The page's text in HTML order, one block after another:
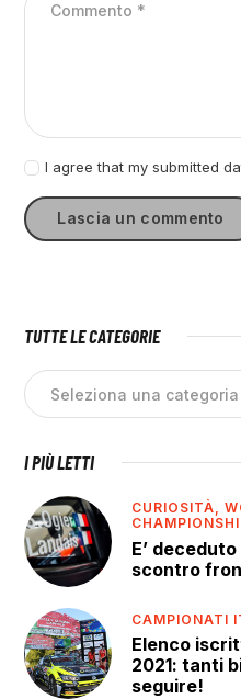
I agree that my submitted
TUTTE LE CATEGORIE
I PIÙ LETTI
CURIOSITÀ,
E’
scontro
CAMPIONATI
Elenco
2021: tanti
seguire!